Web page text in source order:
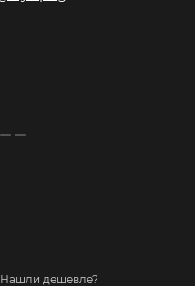
Нашли дешевле?